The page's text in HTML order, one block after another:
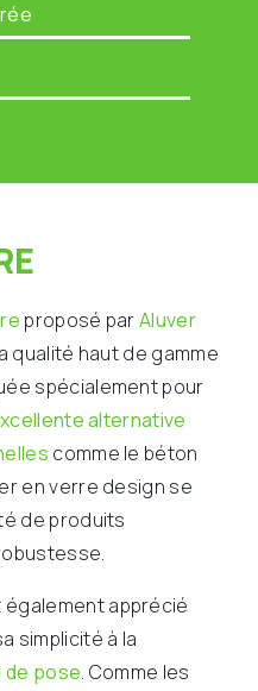
proposé parAluver
qualité haut de gamme
spécialement pour
alternative
comme le béton
en verre design se
de produits
apprécié
simplicité à la
de pose. Comme les